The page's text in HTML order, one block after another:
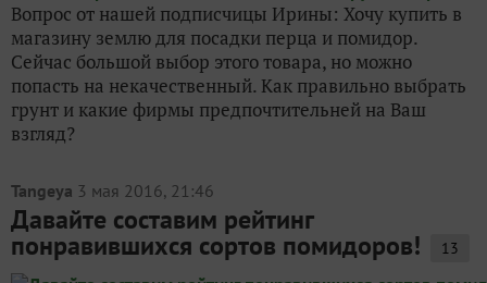
Вопрос от нашей подписчицы Ирины: Хочу купить в
магазину землю для посадки перца и помидор.
Сейчас большой выбор этого товара, но можно
попасть на некачественный. Как правильно выбрать
грунт и какие фирмы предпочтительней на Ваш
взгляд?
Tangeya 3 мая 2016, 21:46
Давайте составим рейтинг
понравившихся сортов помидоров! 13